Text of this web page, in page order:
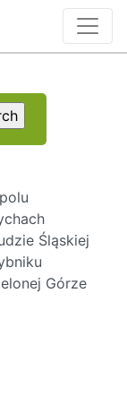
Śląskiej
Górze